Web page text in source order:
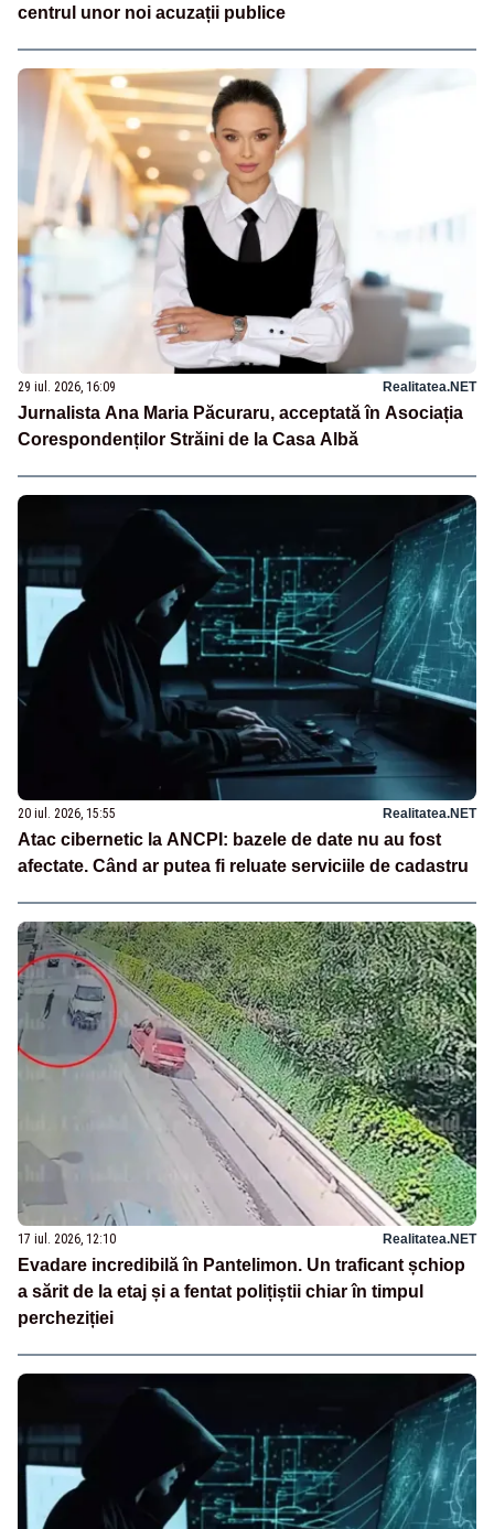
centrul unor noi acuzații publice
29 iul. 2026, 16:09 Realitatea.NET
Jurnalista Ana Maria Păcuraru, acceptată în Asociația
Corespondenților Străini de la Casa Albă
20 iul. 2026, 15:55 Realitatea.NET
Atac cibernetic la ANCPI: bazele de date nu au fost
afectate. Când ar putea fi reluate serviciile de cadastru
17 iul. 2026, 12:10 Realitatea.NET
Evadare incredibilă în Pantelimon. Un traficant șchiop
a sărit de la etaj și a fentat polițiștii chiar în timpul
percheziției